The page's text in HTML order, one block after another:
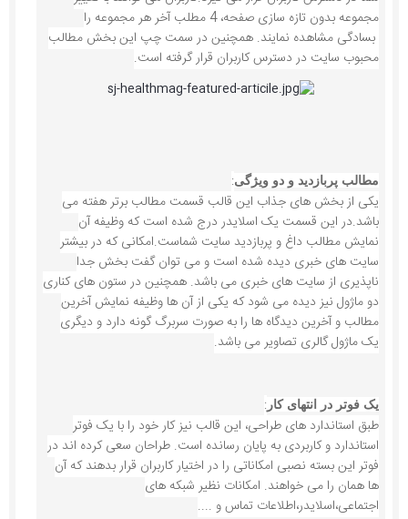
مجموعه بدون تازه سازی صفحه، 4 مطلب آخر هر مجموعه را
بسادگی مشاهده نمایند. همچنین در سمت چپ این بخش مطالب
محبوب سایت در دسترس کاربران قرار گرفته است.
مطالب پربازدید و دو ویژگی:
یکی از بخش های جذاب این قالب قسمت مطالب برتر هفته می
باشد.در این قسمت یک اسلایدر درج شده است که وظیفه آن
نمایش مطالب داغ و پربازدید سایت شماست.امکانی که در بیشتر
سایت های خبری دیده شده است و می توان گفت بخش جدا
ناپذیری از سایت های خبری می باشد. همچنین در ستون های کناری
دو ماژول نیز دیده می شود که یکی از آن ها وظیفه نمایش آخرین
مطالب و آخرین دیدگاه ها را به صورت سربرگ گونه دارد و دیگری
یک ماژول گالری تصاویر می باشد.
یک فوتر در انتهای کار :
طبق استاندارد های طراحی، این قالب نیز کار خود را با یک فوتر
استاندارد و کاربردی به پایان رسانده است. طراحان سعی کرده اند در
فوتر این بسته نصبی امکاناتی را در اختیار کاربران قرار بدهند که آن
ها همان را می خواهند. امکانات نظیر شبکه های
اجتماعی،اسلایدر،اطلاعات تماس و ....